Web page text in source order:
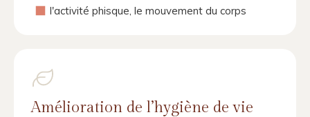
l'activité phisque, le mouvement du corps
Amélioration de l’hygiène de vie